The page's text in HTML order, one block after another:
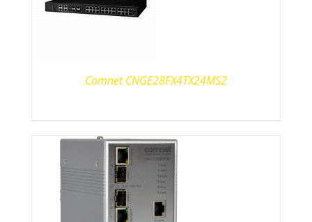
Comnet CNGE28FX4TX24MS2